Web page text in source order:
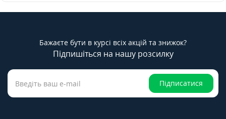
Бажаєте бути в курсі всіх акцій та знижок?
Підпишіться на нашу розсилку
Підписатися